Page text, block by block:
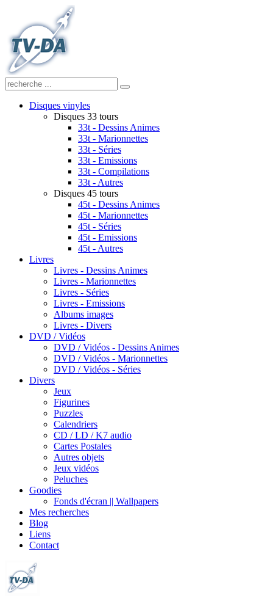
Disques vinyles
Disques 33 tours
33t - Dessins Animes
33t - Marionnettes
33t - Séries
33t - Emissions
33t - Compilations
33t - Autres
Disques 45 tours
45t - Dessins Animes
45t - Marionnettes
45t - Séries
45t - Emissions
45t - Autres
Livres
Livres - Dessins Animes
Livres - Marionnettes
Livres - Séries
Livres - Emissions
Albums images
Livres - Divers
DVD / Vidéos
DVD / Vidéos - Dessins Animes
DVD / Vidéos - Marionnettes
DVD / Vidéos - Séries
Divers
Jeux
Figurines
Puzzles
Calendriers
CD / LD / K7 audio
Cartes Postales
Autres objets
Jeux vidéos
Peluches
Goodies
Fonds d'écran || Wallpapers
Mes recherches
Blog
Liens
Contact